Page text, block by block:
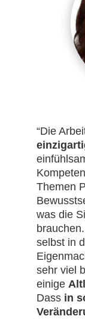
“Die
Themen
was die
selbst in
sehr viel
einige
Dass in